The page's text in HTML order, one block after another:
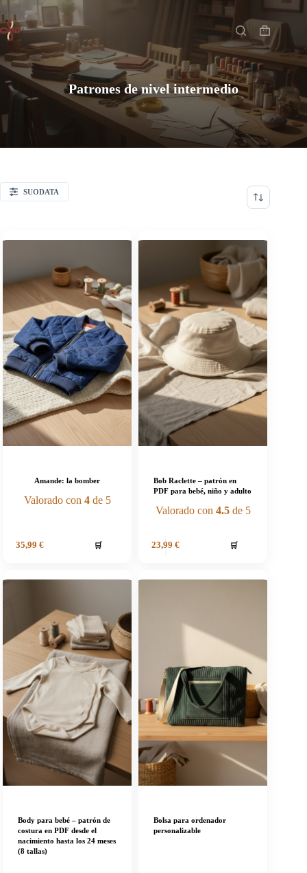
Saltar
al
contenido
Carro
de
compra
Inicio
Patrones de nivel intermedio
SUODATA
Amande: la bomber
Valorado con 4de 5
35,99 € 🛒
Bob Raclette – patrón en
PDF para bebé, niño y adulto
Valorado con 4.5de 5
23,99 € 🛒
Body para bebé – patrón de
costura en PDF desde el
nacimiento hasta los 24 meses
(8 tallas)
Bolsa para ordenador
personalizable